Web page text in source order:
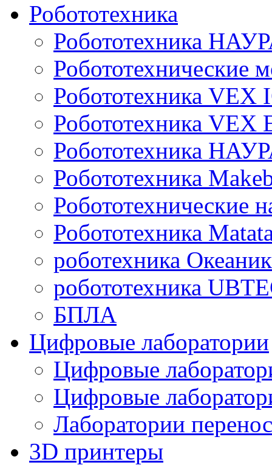
Робототехника
Робототехника
Робототехнические
Робототехника VEX
Робототехника VEX
Робототехника
Робототехника
Робототехнические
Робототехника
роботехника
робототехника
БПЛА
Цифровые лаборатории
Цифровые
Цифровые
Лаборатории
3D принтеры